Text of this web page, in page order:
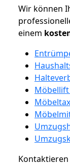
Wir können
einem
Kontaktieren